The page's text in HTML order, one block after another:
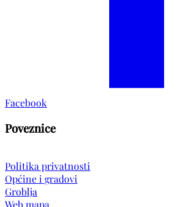
Facebook
Poveznice
Politika privatnosti
Općine i gradovi
Groblja